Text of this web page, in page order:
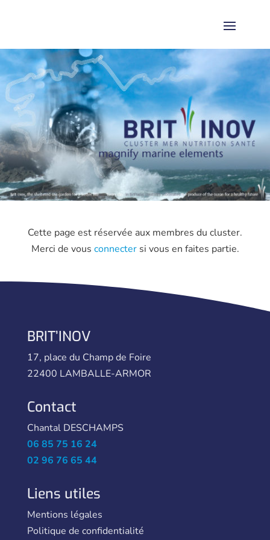
Cette page est réservée aux membres du cluster.
Merci de vous connectersi vous en faites partie.
BRIT’INOV
17, place du Champ de Foire
22400 LAMBALLE-ARMOR
Contact
Chantal DESCHAMPS
06 85 75 16 24
02 96 76 65 44
Liens utiles
Mentions légales
Politique de confidentialité